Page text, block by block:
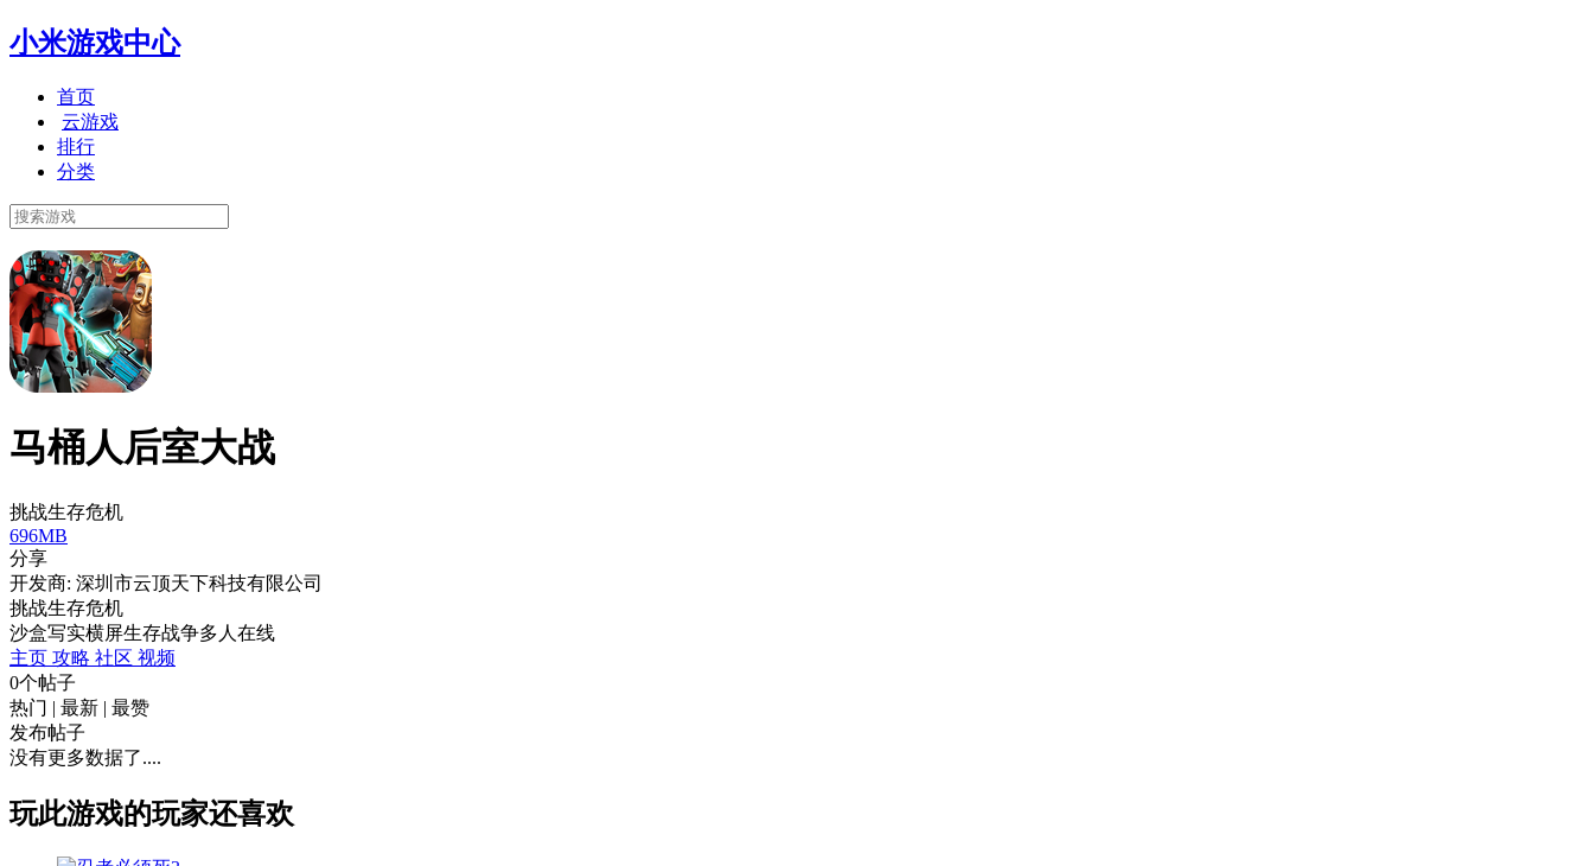
小米游戏中心
首页
云游戏
排行
分类
马桶人后室大战
挑战生存危机
696MB
分享
开发商: 深圳市云顶天下科技有限公司
挑战生存危机
沙盒写实横屏生存战争多人在线
主页 攻略 社区 视频
0个帖子
热门 | 最新 | 最赞
发布帖子
没有更多数据了....
玩此游戏的玩家还喜欢